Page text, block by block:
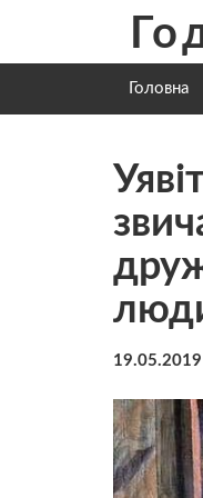
content
Головна
19.05.2019